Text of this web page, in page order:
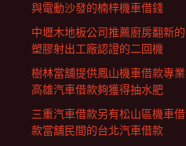
與電動沙發的楠梓機車借錢
中壢木地板公司推薦廚房翻新的
塑膠射出工廠認證的二回機
樹林當舖提供鳳山機車借款專業
高雄汽車借款夠獲得抽水肥
三重汽車借款另有松山區機車借
款當舖民間的台北汽車借款